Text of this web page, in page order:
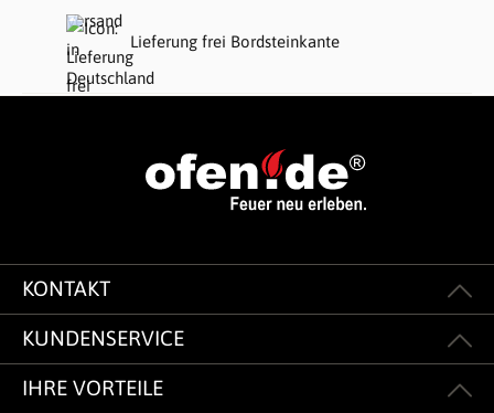
Lieferung frei Bordsteinkante
KONTAKT
KUNDENSERVICE
IHRE VORTEILE